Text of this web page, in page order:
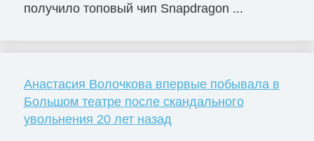
получило топовый чип Snapdragon ...
Анастасия Волочкова впервые побывала в
Большом театре после скандального
увольнения 20 лет назад